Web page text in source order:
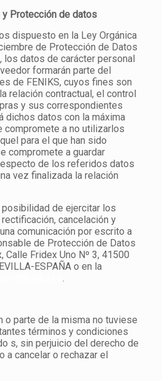
Protección de datos
dispuesto en la Ley Orgánica
de Protección de Datos
los datos de carácter personal
formarán parte del
de FENIKS, cuyos fines son
relación contractual, el control
y sus correspondientes
dichos datos con la máxima
compromete a no utilizarlos
para el que han sido
compromete a guardar
de los referidos datos
vez finalizada la relación
de ejercitar los
cancelación y
comunicación por escrito a
de Protección de Datos
Calle Fridex Uno Nº 3, 41500
ESPAÑA o en la
.
o parte de la misma no tuviese
términos y condiciones
s, sin perjuicio del derecho de
a cancelar o rechazar el